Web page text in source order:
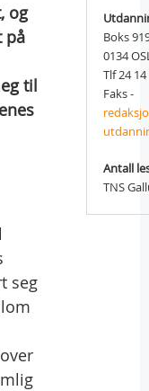
og
på
til
seg
Boks
0134
Tlf 24
Faks -
Antall
TNS